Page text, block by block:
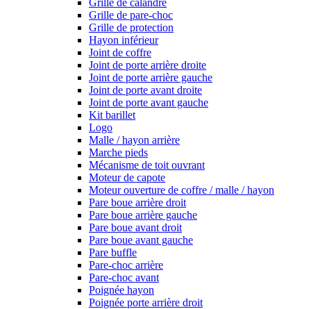
Grille de calandre
Grille de pare-choc
Grille de protection
Hayon inférieur
Joint de coffre
Joint de porte arrière droite
Joint de porte arrière gauche
Joint de porte avant droite
Joint de porte avant gauche
Kit barillet
Logo
Malle / hayon arrière
Marche pieds
Mécanisme de toit ouvrant
Moteur de capote
Moteur ouverture de coffre / malle / hayon
Pare boue arrière droit
Pare boue arrière gauche
Pare boue avant droit
Pare boue avant gauche
Pare buffle
Pare-choc arrière
Pare-choc avant
Poignée hayon
Poignée porte arrière droit